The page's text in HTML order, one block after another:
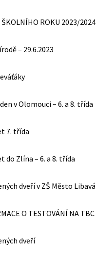
ROKU 2023/2024
– 29.6.2023
v Olomouci – 6. a 8. třída
7. třída
do Zlína – 6. a 8. třída
dveří v ZŠ Město Libavá
O TESTOVÁNÍ NA TBC
dveří